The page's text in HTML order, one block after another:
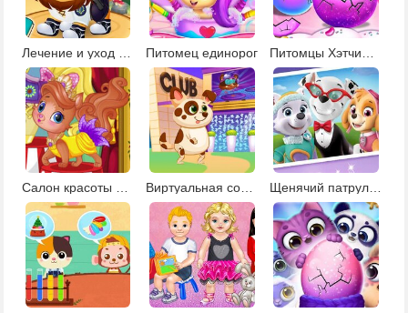
Питомец единорог
Виртуальная собака Щенячий патруль фотосессия